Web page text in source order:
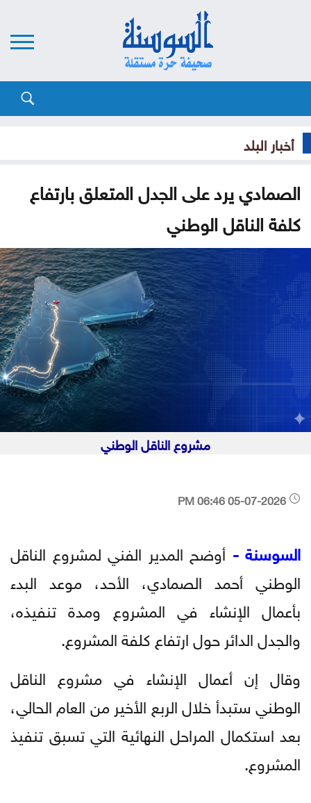
أخبار البلد
الصمادي يرد على الجدل المتعلق بارتفاع
كلفة الناقل الوطني
مشروع الناقل الوطني
السوسنة - أوضح المدير الفني لمشروع الناقل
الوطني أحمد الصمادي، الأحد، موعد البدء
بأعمال الإنشاء في المشروع ومدة تنفيذه،
والجدل الدائر حول ارتفاع كلفة المشروع.
وقال إن أعمال الإنشاء في مشروع الناقل
الوطني ستبدأ خلال الربع الأخير من العام الحالي،
بعد استكمال المراحل النهائية التي تسبق تنفيذ
المشروع.